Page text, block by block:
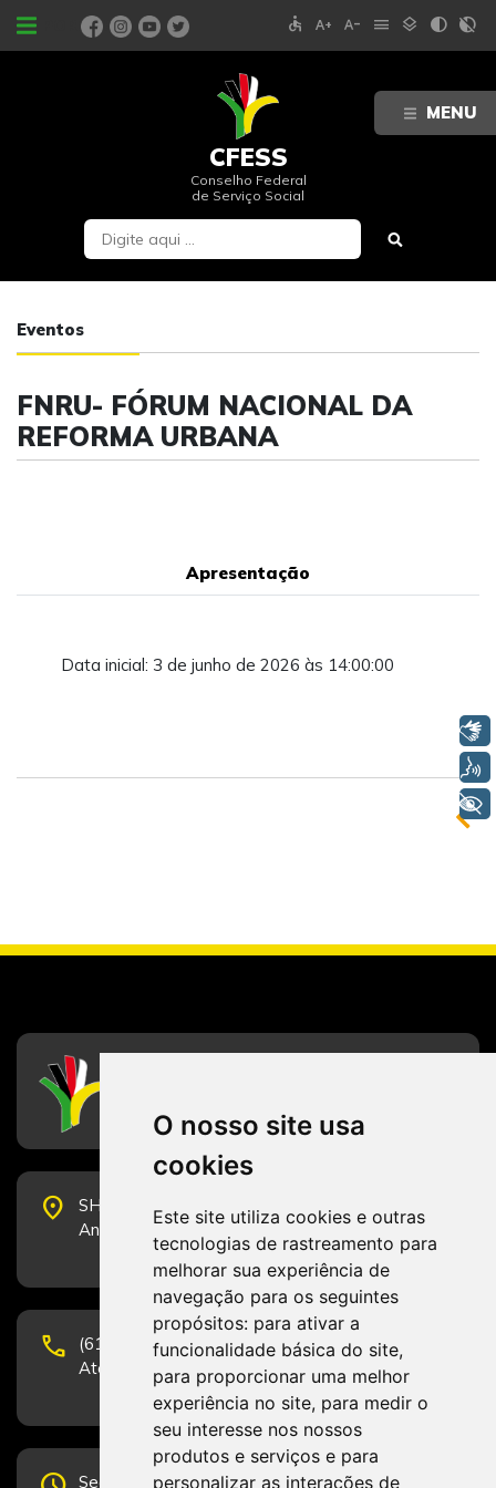
O nosso site usa
cookies
Este site utiliza cookies e outras
tecnologias de rastreamento para
melhorar sua experiência de
navegação para os seguintes
propósitos: para ativar a
funcionalidade básica do site,
para proporcionar uma melhor
experiência no site, para medir o
seu interesse nos nossos
produtos e serviços e para
personalizar as interações de
MENU
PORTAIS accessible text_increase text_decrease menu layers contrast contrast_rtl_off
CFESS
Conselho Federal
de Serviço Social
Eventos
FNRU- FÓRUM NACIONAL DA
REFORMA URBANA
Apresentação
Data inicial: 3 de junho de 2026 às 14:00:00
place
SHS Quadra 6, Bloco E, Complexo Brasil 21, 20º
Andar, Sala 2001 - CEP 70322-915 - Brasília/DF
phone
(61) 3223-1652 e (61) 98131-3801.
Atendimento por telefone em horário comercial
Segunda-feira a Sexta-feira de 12h às 19h.